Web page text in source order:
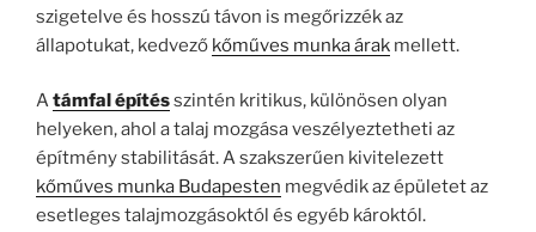
szigetelve és hosszú távon is megőrizzék az
állapotukat, kedvező kőműves munka árak mellett.
Atámfal építésszintén kritikus, különösen olyan
helyeken, ahol a talaj mozgása veszélyeztetheti az
építmény stabilitását. A szakszerűen kivitelezett
kőműves munka Budapesten megvédik az épületet az
esetleges talajmozgásoktól és egyéb károktól.